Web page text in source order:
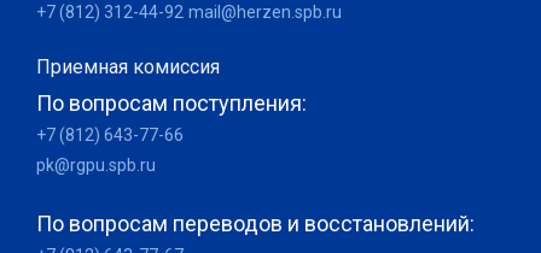
+7 (812) 312-44-92 mail@herzen.spb.ru
Приемная комиссия
По вопросам поступления:
+7 (812) 643-77-66
pk@rgpu.spb.ru
По вопросам переводов и восстановлений: